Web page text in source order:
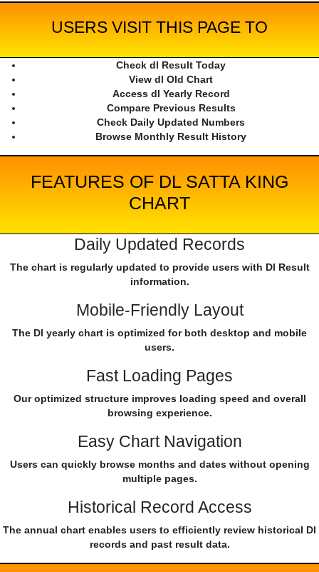
USERS VISIT THIS PAGE TO
Check dl Result Today
View dl Old Chart
Access dl Yearly Record
Compare Previous Results
Check Daily Updated Numbers
Browse Monthly Result History
FEATURES OF DL SATTA KING
CHART
Daily Updated Records
The chart is regularly updated to provide users with Dl Result
information.
Mobile-Friendly Layout
The Dl yearly chart is optimized for both desktop and mobile
users.
Fast Loading Pages
Our optimized structure improves loading speed and overall
browsing experience.
Easy Chart Navigation
Users can quickly browse months and dates without opening
multiple pages.
Historical Record Access
The annual chart enables users to efficiently review historical Dl
records and past result data.